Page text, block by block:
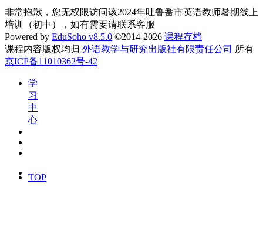
非常抱歉，您无权限访问该2024年吐鲁番市英语教师暑期线上
培训（初中），如有需要请联系客服
Powered by EduSoho v8.5.0 ©2014-2026 课程存档
课程内容版权均归 外语教学与研究出版社有限责任公司 所有
京ICP备11010362号-42
学
习
中
心
TOP